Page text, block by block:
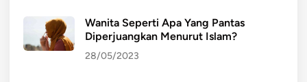
b
a
n
Wanita Seperti Apa Yang Pantas
Diperjuangkan Menurut Islam?
28/05/2023